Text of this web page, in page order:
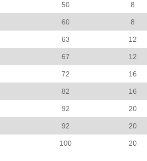
50 8
60 8
63 12
67 12
72 16
82 16
92 20
92 20
100 20